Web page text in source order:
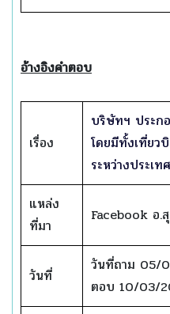
อ้างอิงคำตอบ
เรื่อง
บริษัทฯ ประก
โดยมีทั้งเที่ยว
ระหว่างประเทศ
แหล่ง
ที่มา
Facebook อ
วันที่
วันที่ถาม 05/
ตอบ 10/03/